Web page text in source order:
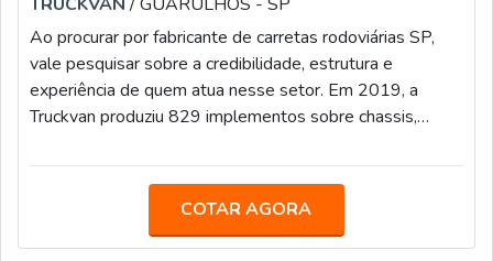
Ao procurar por fabricante de carretas rodoviárias SP,
vale pesquisar sobre a credibilidade, estrutura e
experiência de quem atua nesse setor. Em 2019, a
Truckvan produziu 829 implementos sobre chassis,
ratificando a sua posição entre os líderes desse nicho.
primeiro semestre de 2020, a Truckvan ampliou o
portfólio com o lançamento da Linha Graneleira nas
COTAR AGORA